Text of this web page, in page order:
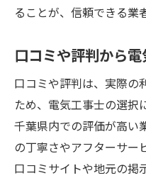
ることが、信頼できる業
口コミや評判から
口コミや評判は、実際の
ため、電気工事士の選択
千葉県内での評価が高い
の丁寧さやアフターサー
口コミサイトや地元の掲